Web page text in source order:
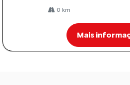
0 km
Mais